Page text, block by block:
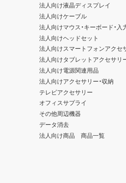
法人向け液晶ディスプレイ
法人向けケーブル
法人向けマウス・キーボード・入
法人向けヘッドセット
法人向けスマートフォンアクセ
法人向けタブレットアクセサリ
法人向け電源関連用品
法人向けアクセサリー・収納
テレビアクセサリー
オフィスサプライ
その他周辺機器
データ消去
法人向け商品 商品一覧